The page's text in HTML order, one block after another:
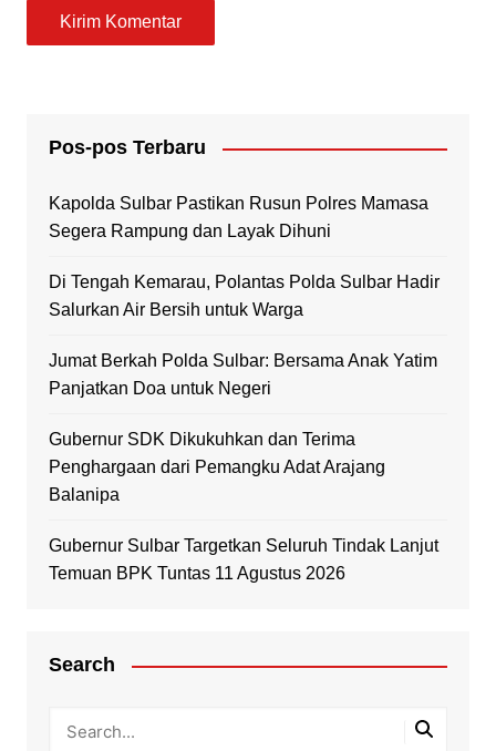
Pos-pos Terbaru
Kapolda Sulbar Pastikan Rusun Polres Mamasa
Segera Rampung dan Layak Dihuni
Di Tengah Kemarau, Polantas Polda Sulbar Hadir
Salurkan Air Bersih untuk Warga
Jumat Berkah Polda Sulbar: Bersama Anak Yatim
Panjatkan Doa untuk Negeri
Gubernur SDK Dikukuhkan dan Terima
Penghargaan dari Pemangku Adat Arajang
Balanipa
Gubernur Sulbar Targetkan Seluruh Tindak Lanjut
Temuan BPK Tuntas 11 Agustus 2026
Search